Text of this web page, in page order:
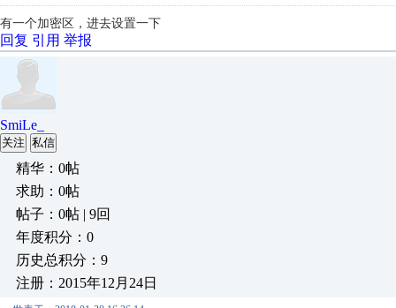
有一个加密区，进去设置一下
回复 引用 举报
SmiLe_
关注 私信
精华：0帖
求助：0帖
帖子：0帖 | 9回
年度积分：0
历史总积分：9
注册：2015年12月24日